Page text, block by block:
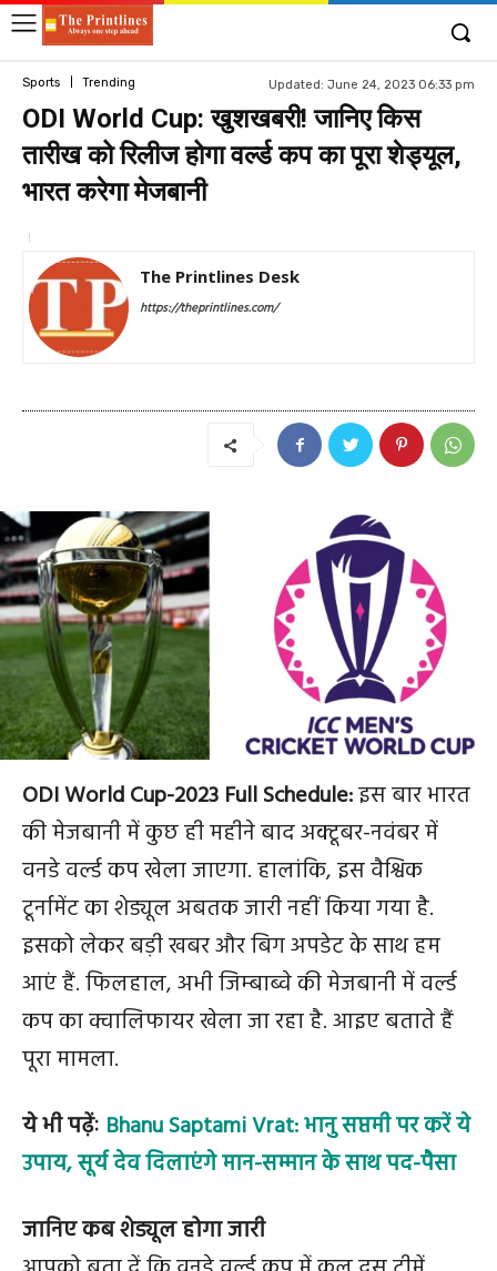
Sports Trending Updated: June 24, 2023 06:33 pm
ODI World Cup: खुशखबरी! जानिए किस
तारीख को रिलीज होगा वर्ल्ड कप का पूरा शेड्यूल,
भारत करेगा मेजबानी
The Printlines Desk
https://theprintlines.com/
ODI World Cup-2023 Full Schedule:इस बार भारत
की मेजबानी में कुछ ही महीने बाद अक्टूबर-नवंबर में
वनडे वर्ल्ड कप खेला जाएगा. हालांकि, इस वैश्विक
टूर्नामेंट का शेड्यूल अबतक जारी नहीं किया गया है.
इसको लेकर बड़ी खबर और बिग अपडेट के साथ हम
आएं हैं. फिलहाल, अभी जिम्बाब्वे की मेजबानी में वर्ल्ड
कप का क्वालिफायर खेला जा रहा है. आइए बताते हैं
पूरा मामला.
ये भी पढ़ेंः Bhanu Saptami Vrat: भानु सप्तमी पर करें ये
उपाय, सूर्य देव दिलाएंगे मान-सम्मान के साथ पद-पैसा
जानिए कब शेड्यूल होगा जारी